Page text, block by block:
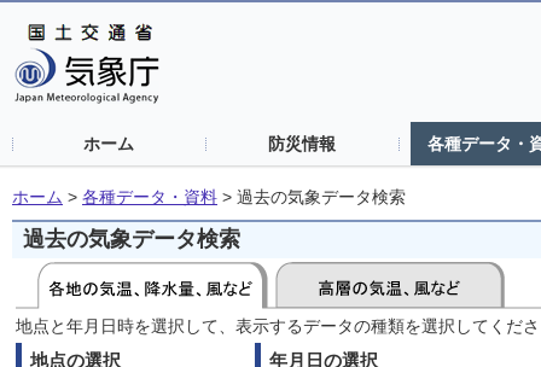
ホーム 防災情報 各種データ・
ホーム > 各種データ・資料 > 過去の気象データ検索
過去の気象データ検索
地点と年月日時を選択して、表示するデータの種類を選択してくだ
地点の選択 年月日の選択